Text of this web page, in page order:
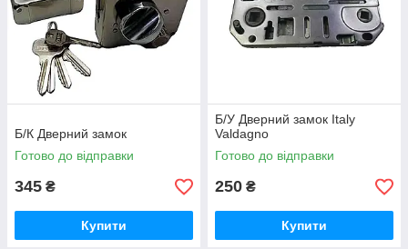
Б/К Дверний замок
Готово до відправки
345 ₴
Купити
Б/У Дверний замок Italy
Valdagno
Готово до відправки
250 ₴
Купити